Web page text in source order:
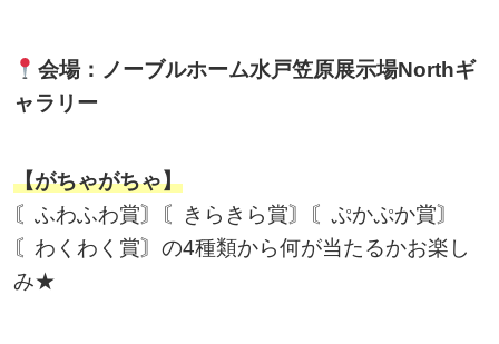
会場：ノーブルホーム水戸笠原展示場Northギ
ャラリー
【がちゃがちゃ】
〘ふわふわ賞〙〘きらきら賞〙〘ぷかぷか賞〙
〘わくわく賞〙の4種類から何が当たるかお楽し
み★